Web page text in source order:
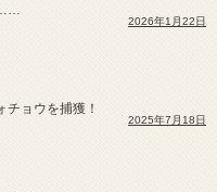
……
2026年1月22日
チョウを捕獲！
2025年7月18日